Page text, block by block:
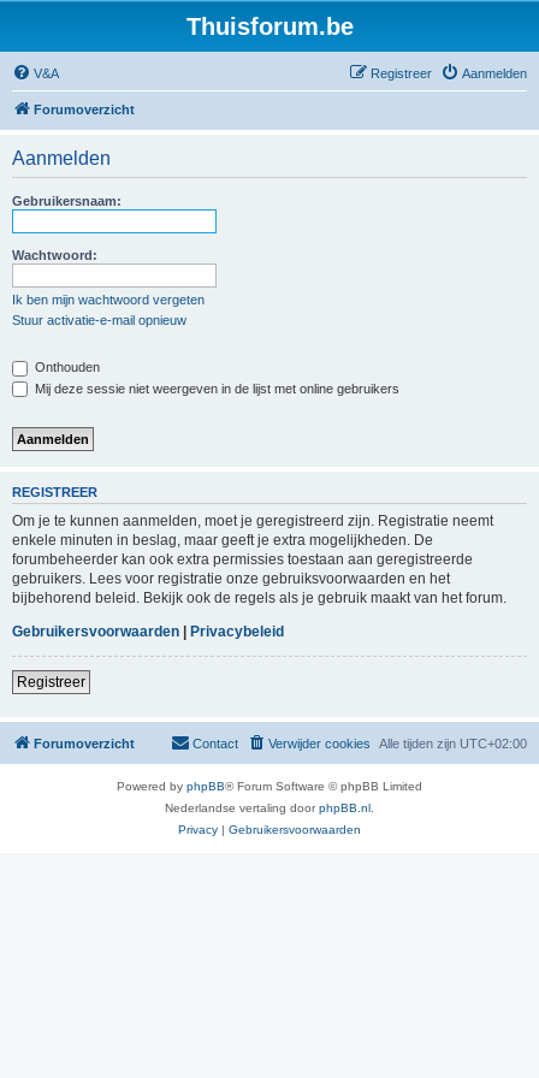
Thuisforum.be
V&A Aanmelden
Registreer
Forumoverzicht
Aanmelden
Gebruikersnaam:
Wachtwoord:
Ik ben mijn wachtwoord vergeten
Stuur activatie-e-mail opnieuw
Onthouden
Mij deze sessie niet weergeven in de lijst met online gebruikers
REGISTREER
Om je te kunnen aanmelden, moet je geregistreerd zijn. Registratie neemt
enkele minuten in beslag, maar geeft je extra mogelijkheden. De
forumbeheerder kan ook extra permissies toestaan aan geregistreerde
gebruikers. Lees voor registratie onze gebruiksvoorwaarden en het
bijbehorend beleid. Bekijk ook de regels als je gebruik maakt van het forum.
Gebruikersvoorwaarden | Privacybeleid
Registreer
Forumoverzicht Alle tijden zijn UTC+02:00
Verwijder cookies
Contact
Powered by phpBB® Forum Software © phpBB Limited
Nederlandse vertaling doorphpBB.nl
Privacy | Gebruikersvoorwaarden